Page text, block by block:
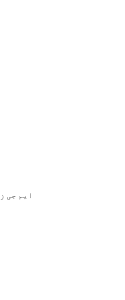
ایم جی زیڈ 10 ٹی گراب گینٹری کرین جس کی کل لمبائی 55 میٹر تھی